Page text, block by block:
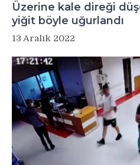
Üzerine kale direği
yiğit böyle uğurlandı
13 Aralık 2022